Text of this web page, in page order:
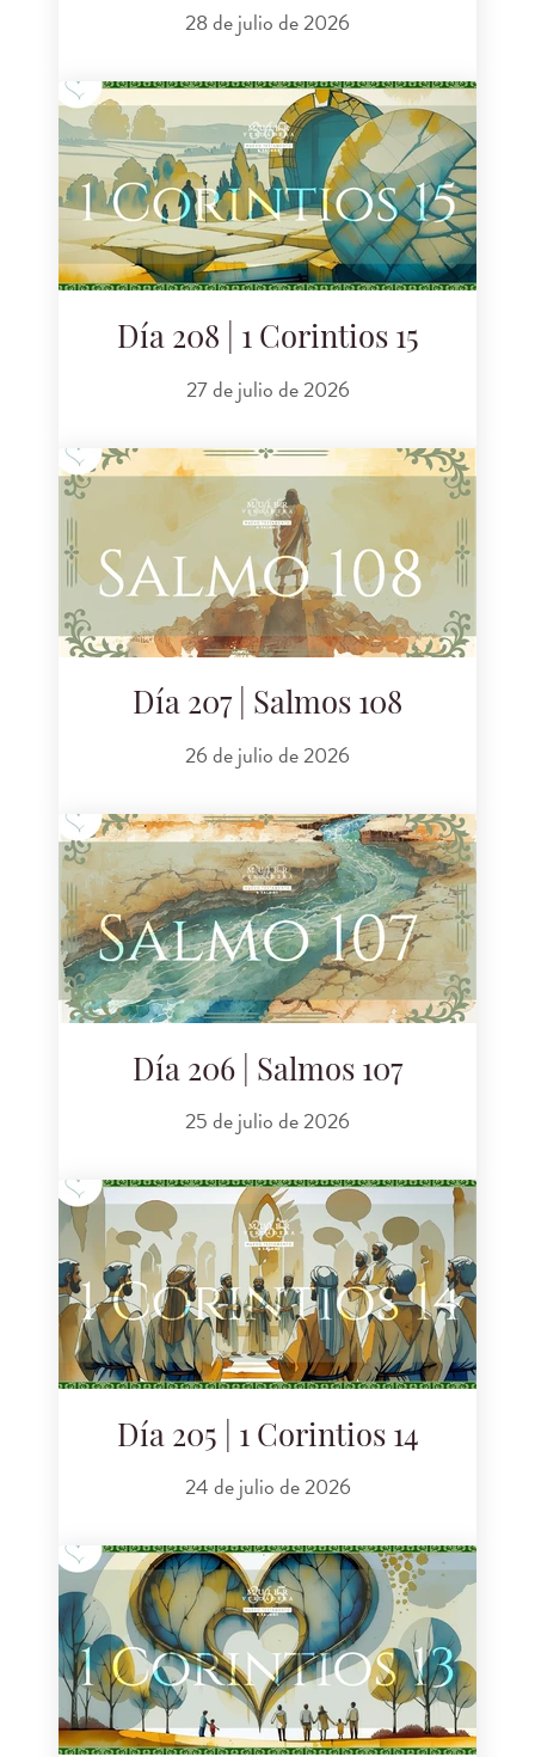
28 de julio de 2026
Día 208 | 1 Corintios 15
27 de julio de 2026
Día 207 | Salmos 108
26 de julio de 2026
Día 206 | Salmos 107
25 de julio de 2026
Día 205 | 1 Corintios 14
24 de julio de 2026